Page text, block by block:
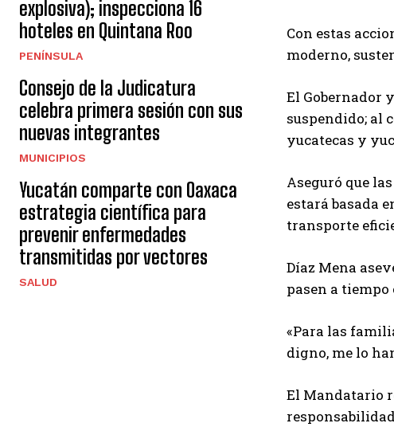
explosiva); inspecciona 16
hoteles en Quintana Roo
PENÍNSULA
Consejo de la Judicatura
celebra primera sesión con sus
nuevas integrantes
MUNICIPIOS
Yucatán comparte con Oaxaca
estrategia científica para
prevenir enfermedades
transmitidas por vectores
SALUD
Con estas
moderno,
El Gobernador
suspendido; al
yucatecas y
Aseguró que
estará basada
transporte
Díaz Mena
pasen a
«Para las
digno, me lo
El Mandatario